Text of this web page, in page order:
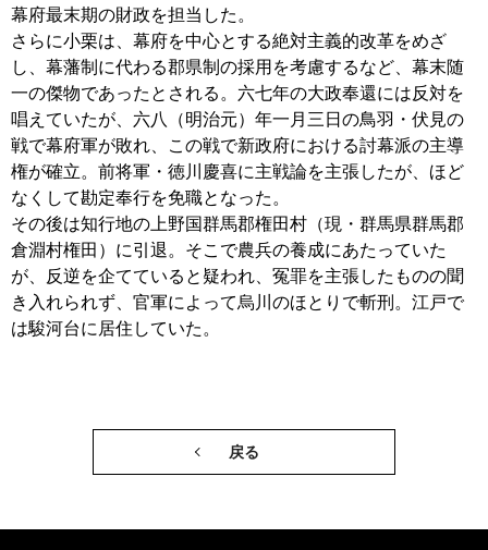
幕府最末期の財政を担当した。
さらに小栗は、幕府を中心とする絶対主義的改革をめざ
し、幕藩制に代わる郡県制の採用を考慮するなど、幕末随
一の傑物であったとされる。六七年の大政奉還には反対を
唱えていたが、六八（明治元）年一月三日の鳥羽・伏見の
戦で幕府軍が敗れ、この戦で新政府における討幕派の主導
権が確立。前将軍・徳川慶喜に主戦論を主張したが、ほど
なくして勘定奉行を免職となった。
その後は知行地の上野国群馬郡権田村（現・群馬県群馬郡
倉淵村権田）に引退。そこで農兵の養成にあたっていた
が、反逆を企てていると疑われ、冤罪を主張したものの聞
き入れられず、官軍によって烏川のほとりで斬刑。江戸で
は駿河台に居住していた。
戻る